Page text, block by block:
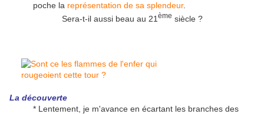
poche la représentation de sa splendeur.
Sera-t-il aussi beau au 21 ème siècle ?
La découverte
* Lentement, je m'avance en écartant les branches des